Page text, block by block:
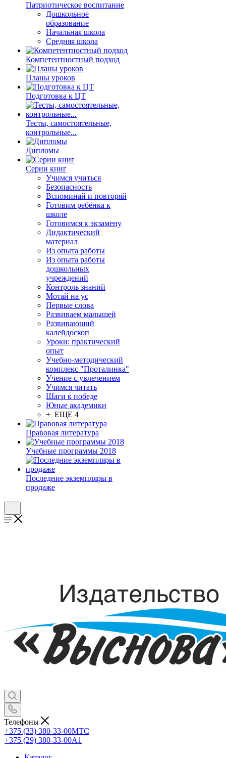
Патриотическое воспитание
Дошкольное
образование
Начальная школа
Средняя школа
Компетентностный подход
Планы уроков
Подготовка к ЦТ
Тесты, самостоятельные,
контрольные...
Дипломы
Серии книг
Учимся учиться
Безопасность
Вспоминай и повторяй
Готовим ребёнка к
школе
Готовимся к экзамену
Дидактический
материал
Из опыта работы
Из опыта работы
дошкольных
учреждений
Контроль знаний
Мотай на ус
Первые слова
Развиваем малышей
Развивающий
калейдоскоп
Уроки: практический
опыт
Учебно-методический
комплекс "Проталинка"
Учение с увлечением
Учимся читать
Шаги к победе
Юные академики
+ ЕЩЕ 4
Правовая литература
Учебные программы 2018
Последние экземпляры в
продаже
Телефоны
+375 (33) 380-33-00МТС
+375 (29) 380-33-00А1